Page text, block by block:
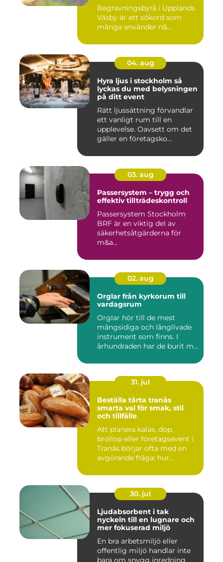
Begravningsbyrå i Upplands
Väsby är ett sökord som
många använder n&...
04. aug
Hyra ljus i stockholm så
lyckas du med belysningen
på ditt event
Rätt ljussättning förvandlar
ett vanligt rum till en
upplevelse. Oavsett om det
gäller en företagsko...
03. aug
Passersystem – trygg och
effektiv tillträdeskontroll
Passersystem Stockholm
BRF är en viktig del av
säkerhetsåtgärderna för
m&a...
02. aug
Orglar från kyrkorum till
vardagsrum
Orglar hör till de mest
mångsidiga och långlivade
instrument som finns. I
århundraden har de burit m...
31. jul
Beställa tårta tranås
smarta val för smak, stil
och tillfälle
Att planera kalas, dop,
bröllop eller företagsevent i
Tranås börjar ofta med en
avgörande fråga: hur...
30. jul
Ljudabsorbent i tak
nyckeln till en lugnare och
mer fokuserad miljö
En bra arbetsmiljö eller
offentlig miljö handlar inte
bara om snygg inredning